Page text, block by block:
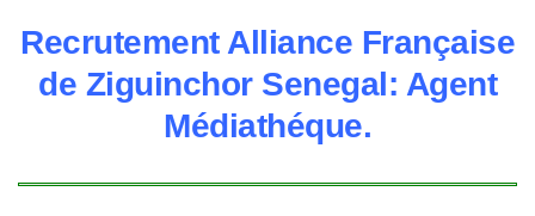
Recrutement Alliance Française
de Ziguinchor Senegal: Agent
Médiathéque.